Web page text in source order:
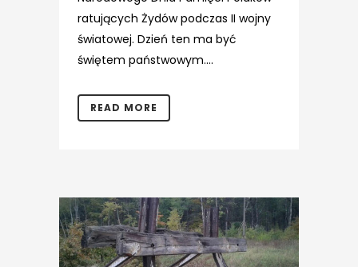
ratujących Żydów podczas II wojny
światowej. Dzień ten ma być
świętem państwowym....
READ MORE